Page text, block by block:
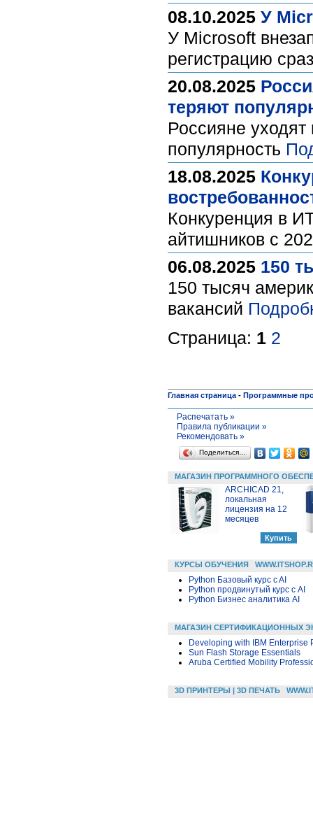
08.10.2025 У
У Microsoft
регистрацию
20.08.2025
теряют
Россияне
популярность
18.08.2025
Конкуренция в
айтишников с
06.08.2025 150
150 тысяч
вакансий
Страница: 1 2
Главная страница - Программные
Распечатать »
Правила публикации »
Рекомендовать »
Поделиться…
МАГАЗИН ПРОГРАММНОГО
ARCHICAD 21,
локальная
лицензия на 12
месяцев
КУРСЫ ОБУЧЕНИЯ
Python Базовый курс c AI
Python продвинутый курс с AI
Python Бизнес аналитика AI
МАГАЗИН СЕРТИФИКАЦИОННЫХ
Developing with IBM Enterprise
Sun Flash Storage Essentials
Aruba Certified Mobility
3D ПРИНТЕРЫ | 3D ПЕЧАТЬ